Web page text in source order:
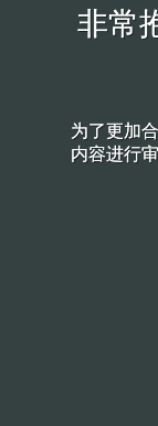
非常
为了更加
内容进行
非常
为了更加
内容进行